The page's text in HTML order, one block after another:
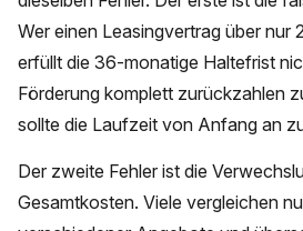
Wer einen Leasingvertrag über nur
erfüllt die 36-monatige Haltefrist
Förderung komplett zurückzahlen
sollte die Laufzeit von Anfang an
Der zweite Fehler ist die
Gesamtkosten. Viele vergleichen